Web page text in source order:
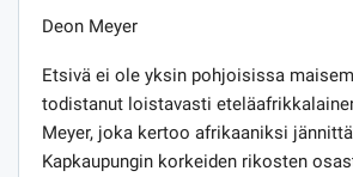
Deon Meyer
Etsivä ei ole yksin pohjoisissa
todistanut loistavasti
Meyer, joka kertoo afrikaaniksi
Kapkaupungin korkeiden rikosten